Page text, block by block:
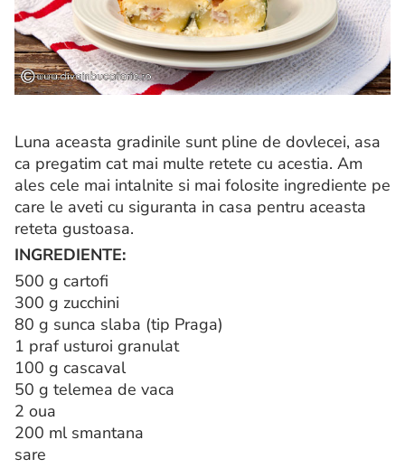
Luna aceasta gradinile sunt pline de dovlecei, asa
ca pregatim cat mai multe retete cu acestia. Am
ales cele mai intalnite si mai folosite ingrediente pe
care le aveti cu siguranta in casa pentru aceasta
reteta gustoasa.
INGREDIENTE:
500 g cartofi
300 g zucchini
80 g sunca slaba (tip Praga)
1 praf usturoi granulat
100 g cascaval
50 g telemea de vaca
2 oua
200 ml smantana
sare